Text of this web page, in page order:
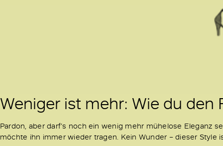
Weniger ist mehr: Wie du
Pardon, aber darf’s noch ein wenig mehr mühelose Eleganz
möchte ihn immer wieder tragen. Kein Wunder – dieser Style